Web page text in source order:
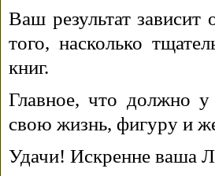
Ваш результат
того, насколько
книг.
Главное, что должно
свою жизнь, фигуру и
Удачи! Искренне ваша